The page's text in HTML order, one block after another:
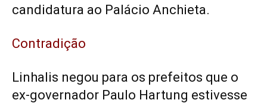
candidatura ao Palácio Anchieta.
Contradição
Linhalis negou para os prefeitos que o
ex-governador Paulo Hartung estivesse